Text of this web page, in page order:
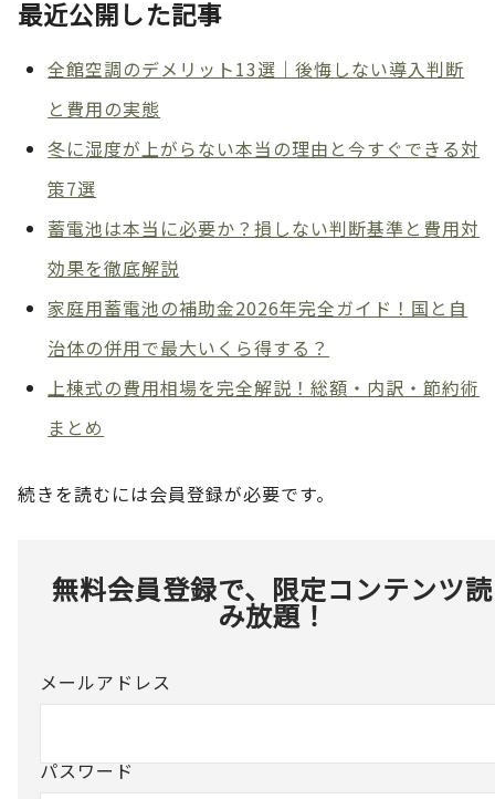
最近公開した記事
全館空調のデメリット13選｜後悔しない導入判断
と費用の実態
冬に湿度が上がらない本当の理由と今すぐできる対
策7選
蓄電池は本当に必要か？損しない判断基準と費用対
効果を徹底解説
家庭用蓄電池の補助金2026年完全ガイド！国と自
治体の併用で最大いくら得する？
上棟式の費用相場を完全解説！総額・内訳・節約術
まとめ
続きを読むには会員登録が必要です。
無料会員登録で、限定コンテンツ読
み放題！
メールアドレス
パスワード